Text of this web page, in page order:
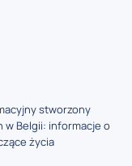
stworzony
w Belgii: informacje o
życia